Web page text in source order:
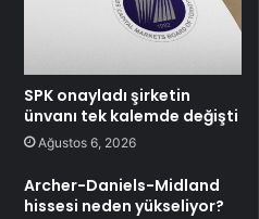
SPK onayladı şirketin
ünvanı tek kalemde değişti
Ağustos 6, 2026
Archer-Daniels-Midland
hissesi neden yükseliyor?